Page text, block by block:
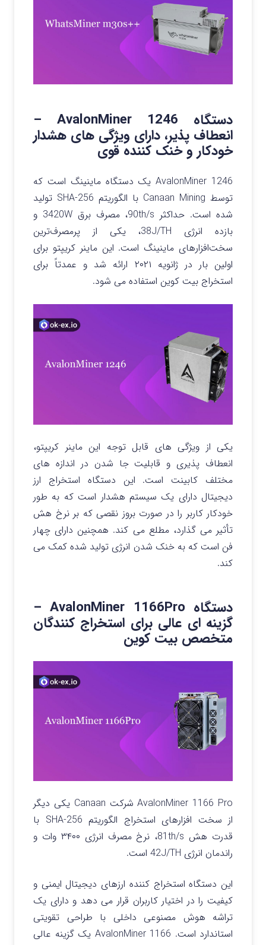
دستگاه AvalonMiner 1246 –
انعطاف پذیر، دارای ویژگی های هشدار
خودکار و خنک کننده قوی
AvalonMiner 1246 یک دستگاه ماینینگ است که
توسط Canaan Mining با الگوریتم SHA-256 تولید
شده است. حداکثر 90th/s، مصرف برق 3420W و
بازده انرژی 38J/TH، یکی از پرمصرف‌ترین
سخت‌افزارهای ماینینگ است. این ماینر کریپتو برای
اولین بار در ژانویه ۲۰۲۱ ارائه شد و عمدتاً برای
استخراج بیت کوین استفاده می شود.
یکی از ویژگی های قابل توجه این ماینر کریپتو،
انعطاف پذیری و قابلیت جا شدن در اندازه های
مختلف کابینت است. این دستگاه استخراج ارز
دیجیتال دارای یک سیستم هشدار است که به طور
خودکار کاربر را در صورت بروز نقصی که بر نرخ هش
تأثیر می گذارد، مطلع می کند. همچنین دارای چهار
فن است که به خنک شدن انرژی تولید شده کمک می
کند.
دستگاه AvalonMiner 1166Pro –
گزینه ای عالی برای استخراج کنندگان
متخصص بیت کوین
AvalonMiner 1166 Pro شرکت Canaan یکی دیگر
از سخت افزارهای استخراج الگوریتم SHA-256 با
قدرت هش 81th/s، نرخ مصرف انرژی ۳۴۰۰ وات و
راندمان انرژی 42J/TH است.
این دستگاه استخراج کننده ارزهای دیجیتال ایمنی و
کیفیت را در اختیار کاربران قرار می دهد و دارای یک
تراشه هوش مصنوعی داخلی با طراحی تقویتی
استاندارد است. AvalonMiner 1166 یک گزینه عالی